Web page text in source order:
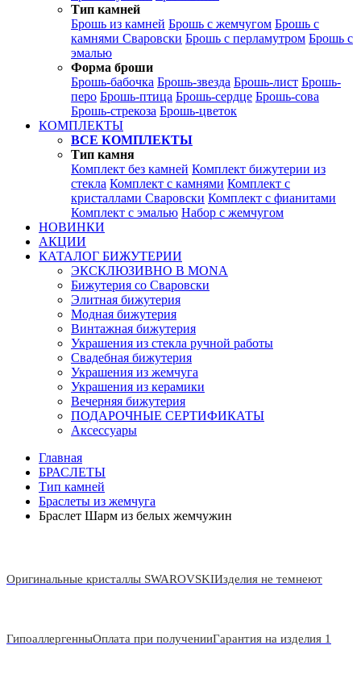
Тип камней
Брошь из камней Брошь с жемчугом Брошь с
камнями Сваровски Брошь с перламутром Брошь с
эмалью
Форма броши
Брошь-бабочка Брошь-звезда Брошь-лист Брошь-
перо Брошь-птица Брошь-сердце Брошь-сова
Брошь-стрекоза Брошь-цветок
КОМПЛЕКТЫ
ВСЕ КОМПЛЕКТЫ
Тип камня
Комплект без камней Комплект бижутерии из
стекла Комплект с камнями Комплект с
кристаллами Сваровски Комплект с фианитами
Комплект с эмалью Набор с жемчугом
НОВИНКИ
АКЦИИ
КАТАЛОГ БИЖУТЕРИИ
ЭКСКЛЮЗИВНО В MONA
Бижутерия со Сваровски
Элитная бижутерия
Модная бижутерия
Винтажная бижутерия
Украшения из стекла ручной работы
Свадебная бижутерия
Украшения из жемчуга
Украшения из керамики
Вечерняя бижутерия
ПОДАРОЧНЫЕ СЕРТИФИКАТЫ
Аксессуары
Главная
БРАСЛЕТЫ
Тип камней
Браслеты из жемчуга
Браслет Шарм из белых жемчужин
Оригинальные кристаллы SWAROVSKIИзделия не темнеют
ГипоаллергенныОплата при полученииГарантия на изделия 1